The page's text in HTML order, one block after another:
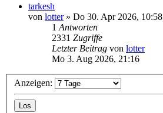
tarkesh
von lotter» Do 30. Apr 2026, 10:58
1 Antworten
2331 Zugriffe
Letzter Beitrag von lotter
Mo 3. Aug 2026, 21:16
Anzeigen: